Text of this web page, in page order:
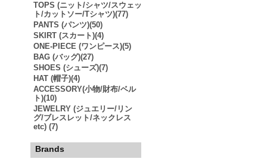
TOPS (ニット/シャツ/スウェッ
ト/カットソー/Tシャツ)(77)
PANTS (パンツ)(50)
SKIRT (スカート)(4)
ONE-PIECE (ワンピース)(5)
BAG (バッグ)(27)
SHOES (シューズ)(7)
HAT (帽子)(4)
ACCESSORY(小物/財布/ベル
ト)(10)
JEWELRY (ジュエリー/リン
グ/ブレスレット/ネックレス
etc) (7)
Brands